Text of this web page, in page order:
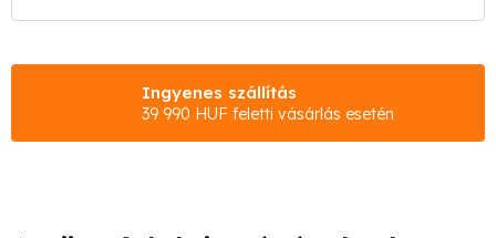
Ingyenes szállítás
39 990 HUF feletti vásárlás esetén